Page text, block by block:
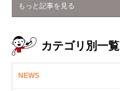
もっと記事を見る
カテゴリ別一覧
NEWS